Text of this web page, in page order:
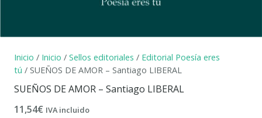
Inicio / Inicio / Sellos editoriales / Editorial Poesía eres
tú / SUEÑOS DE AMOR – Santiago LIBERAL
SUEÑOS DE AMOR – Santiago LIBERAL
11,54€ IVA incluido